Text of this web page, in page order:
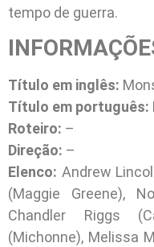
tempo de guerra.
Título em inglês:
Título em português:
Roteiro: –
Direção: –
Elenco: Andrew
(Maggie Greene),
Chandler Riggs
(Michonne), Melissa